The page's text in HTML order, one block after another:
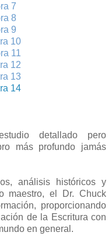
7
8
9
10
11
12
13
14
detallado pero
más profundo jamás
análisis históricos y
maestro, el Dr. Chuck
proporcionando
de la Escritura con
en general.